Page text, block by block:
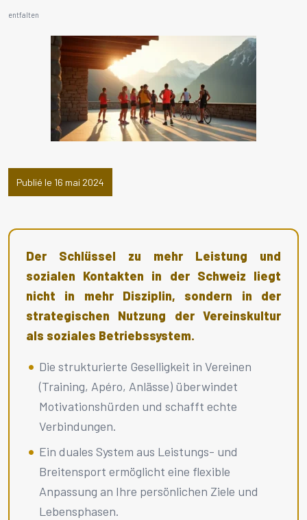
entfalten
Publié le 16 mai 2024
Der Schlüssel zu mehr Leistung und
sozialen Kontakten in der Schweiz liegt
nicht in mehr Disziplin, sondern in der
strategischen Nutzung der Vereinskultur
als soziales Betriebssystem.
Die strukturierte Geselligkeit in Vereinen
(Training, Apéro, Anlässe) überwindet
Motivationshürden und schafft echte
Verbindungen.
Ein duales System aus Leistungs- und
Breitensport ermöglicht eine flexible
Anpassung an Ihre persönlichen Ziele und
Lebensphasen.